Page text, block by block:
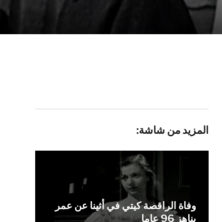
المزيد من شاشة:
وفاة الراقصة كيتي في أثينا عن عمر
يناهز 96 عاما